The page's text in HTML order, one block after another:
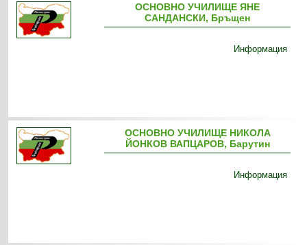
ОСНОВНО УЧИЛИЩЕ ЯНЕ
САНДАНСКИ, Бръщен
Информация
ОСНОВНО УЧИЛИЩЕ НИКОЛА
ЙОНКОВ ВАПЦАРОВ, Барутин
Информация